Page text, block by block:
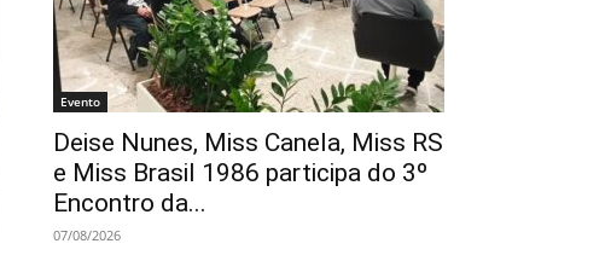
Evento
Deise Nunes, Miss Canela, Miss RS
e Miss Brasil 1986 participa do 3º
Encontro da...
07/08/2026